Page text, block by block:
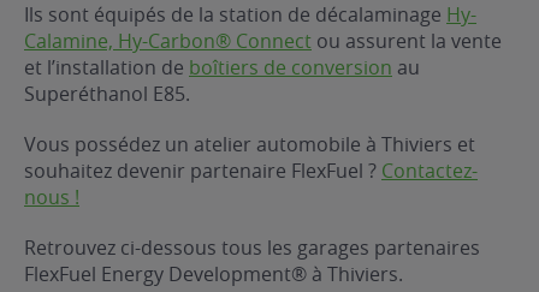
?
gratuit
?
Ils sont équipés de la station de décalaminage Hy-
Calamine, Hy-Carbon® Connect ou assurent la vente
et l’installation de boîtiers de conversion au
Superéthanol E85.
Vous possédez un atelier automobile à Thiviers et
souhaitez devenir partenaire FlexFuel ? Contactez-
nous !
Retrouvez ci-dessous tous les garages partenaires
FlexFuel Energy Development® à Thiviers.